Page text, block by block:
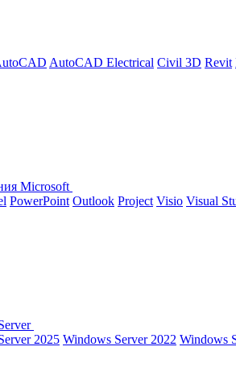
AutoCAD Electrical Civil 3D Revit
Microsoft
PowerPoint Outlook Project Visio Visual
2025 Windows Server 2022 Windows